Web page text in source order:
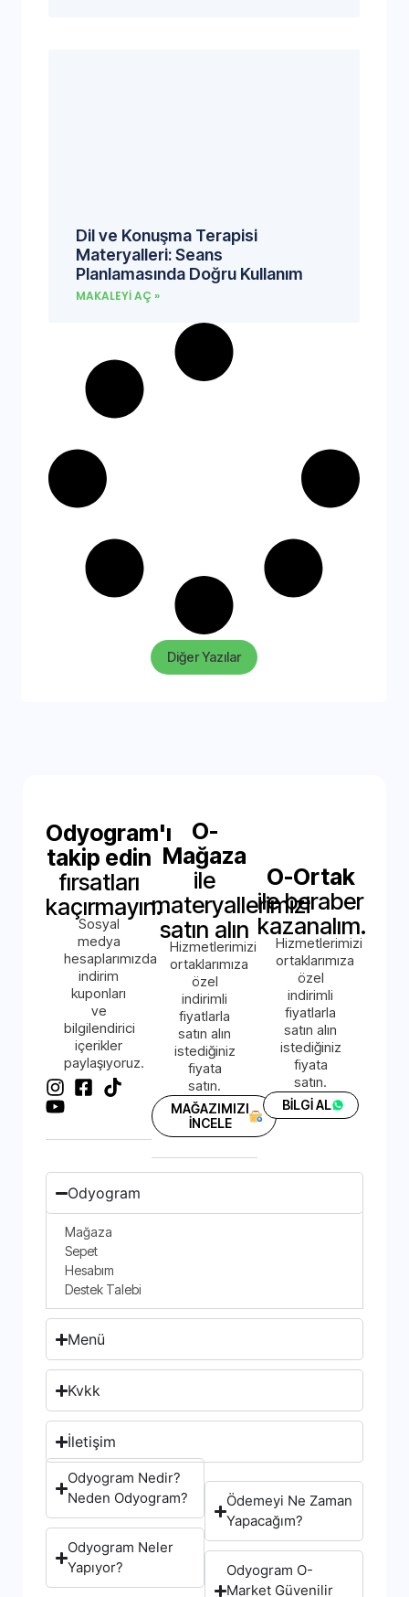
Dil ve Konuşma Terapisi
Materyalleri: Seans
Planlamasında Doğru Kullanım
MAKALEYI AÇ »
Diğer Yazılar
Odyogram'ı
takip edin
fırsatları
kaçırmayın.
Sosyal
medya
hesaplarımızda
indirim
kuponları
ve
bilgilendirici
içerikler
paylaşıyoruz.
O-
Mağaza
ile
materyallerimizi
satın alın
Hizmetlerimizi
ortaklarımıza
özel
indirimli
fiyatlarla
satın alın
istediğiniz
fiyata
satın.
MAĞAZIMIZI
İNCELE
O-Ortak
ile beraber
kazanalım.
Hizmetlerimizi
ortaklarımıza
özel
indirimli
fiyatlarla
satın alın
istediğiniz
fiyata
satın.
BİLGİ AL
Odyogram
Mağaza
Sepet
Hesabım
Destek Talebi
Menü
Kvkk
İletişim
Odyogram Nedir?
Neden Odyogram?
Odyogram Neler
Yapıyor?
Ödemeyi Ne Zaman
Yapacağım?
Odyogram O-
Market Güvenilir